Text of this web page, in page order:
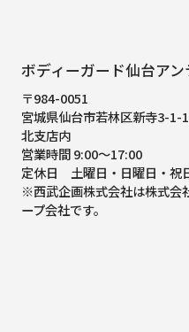
ボディーガード仙台ア
〒984-0051
宮城県仙台市若林区新寺3-1-
北支店内
営業時間 9:00～17:00
定休日 土曜日・日曜日・祝
※西武企画株式会社は株式会
ープ会社です。